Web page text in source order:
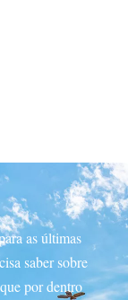
as últimas
saber sobre
por dentro